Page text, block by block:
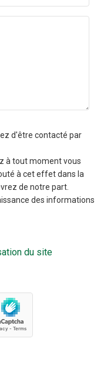
d'être contacté par
à tout moment vous
à cet effet dans la
de notre part.
des informations
du site